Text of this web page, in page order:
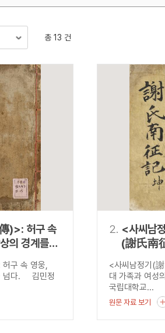
조선 후기
연산자 사용안내
산자
“정조”와 “정약
OR “정조” 또는 “
“정조”가 나온
료를 검색
러 개의 연산자를 사용할 수 있습니다.
총 13 건
)>: 허구 속
의 경계를
구 속 영웅,
넘다. 김민정
2. <사씨남
(謝氏南
가족과
<사씨남정기(
대 가족과 여
국립대학교...
원문 자료 보기